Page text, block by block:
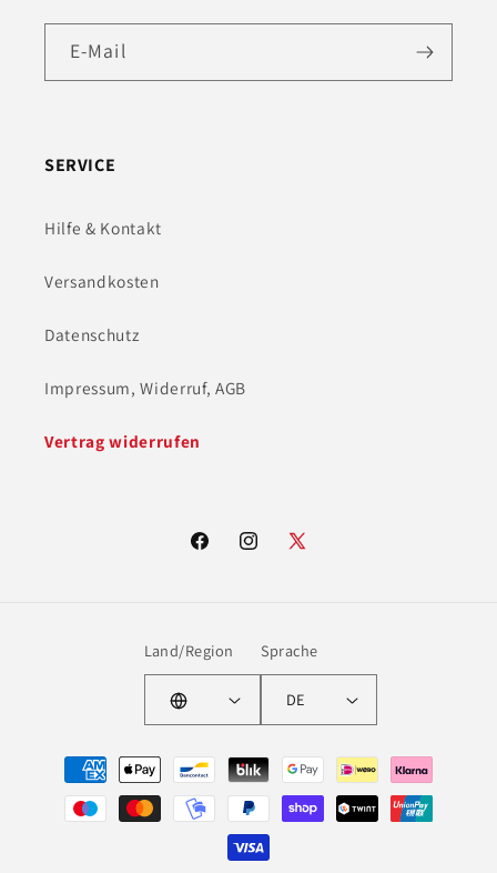
E-Mail
SERVICE
Hilfe & Kontakt
Versandkosten
Datenschutz
Impressum, Widerruf, AGB
Vertrag widerrufen
FacebookInstagram
X
Land/Region Sprache
DE
Zahlungsmethoden